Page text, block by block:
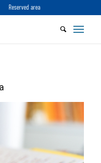
Reserved area